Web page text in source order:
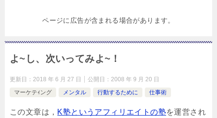
ページに広告が含まれる場合があります。
よ~し、次いってみよ~！
更新日： 2018 年 6 月 27 日 公開日： 2008 年 9 月 20 日
マーケテｨング
メンタル 行動するために 仕事術
この文章は， K塾というアフィリエイトの塾を運営され